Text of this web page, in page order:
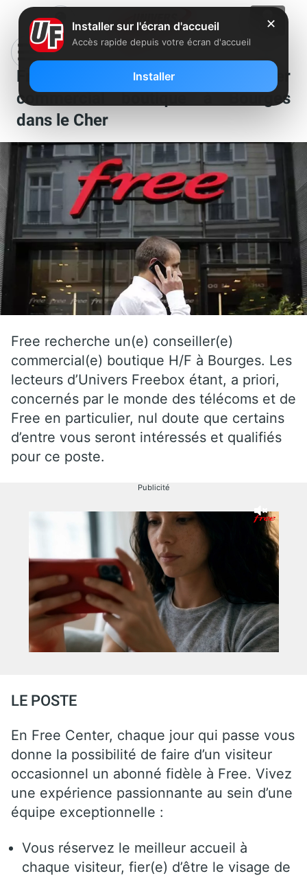
Free recherche un conseiller
commercial boutique à Bourges
dans le Cher
Free recherche un(e) conseiller(e)
commercial(e) boutique H/F à Bourges. Les
lecteurs d’Univers Freebox étant, a priori,
concernés par le monde des télécoms et de
Free en particulier, nul doute que certains
d’entre vous seront intéressés et qualifiés
pour ce poste.
Publicité
LE POSTE
En Free Center, chaque jour qui passe vous
donne la possibilité de faire d’un visiteur
occasionnel un abonné fidèle à Free. Vivez
une expérience passionnante au sein d’une
équipe exceptionnelle :
Vous réservez le meilleur accueil à
chaque visiteur, fier(e) d’être le visage de
✕
Installer sur l'écran d'accueil
Accès rapide depuis votre écran d'accueil
Installer